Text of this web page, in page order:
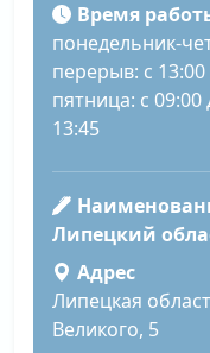
Время
понедельник-
перерыв: с
пятница: с
13:45
Липецкий
Адрес
Липецкая
Великого, 5